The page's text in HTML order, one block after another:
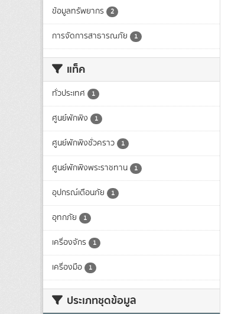
ข้อมูลทรัพยากร 2
การจัดการสาธารณภัย 1
แท็ค
ทั่วประเทศ 1
ศูนย์พักพิง 1
ศูนย์พักพิงชั่วคราว 1
ศูนย์พักพิงพระราชทาน 1
อุปกรณ์เตือนภัย 1
อุุทกภัย 1
เครื่องจักร 1
เครื่องมือ 1
ประเภทชุดข้อมูล